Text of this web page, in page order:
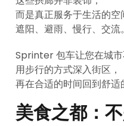
而是真正服务于生活的
遮阳、避雨、慢行、交流。
Sprinter 包车让您在城市
用步行的方式深入街区，
再在合适的时间回到舒适
美食之都：